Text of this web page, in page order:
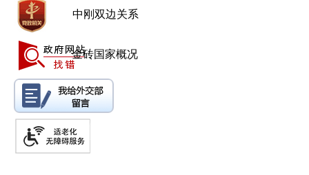
中刚双边关系
金砖国家概况